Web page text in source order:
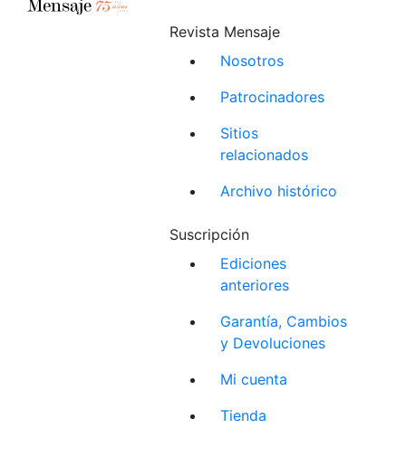
Revista Mensaje
Nosotros
Patrocinadores
Sitios
relacionados
Archivo histórico
Suscripción
Ediciones
anteriores
Garantía, Cambios
y Devoluciones
Mi cuenta
Tienda